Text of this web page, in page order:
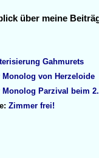
über meine
Gahmurets
Monolog von Herzeloide
Monolog Parzival beim
Zimmer frei!